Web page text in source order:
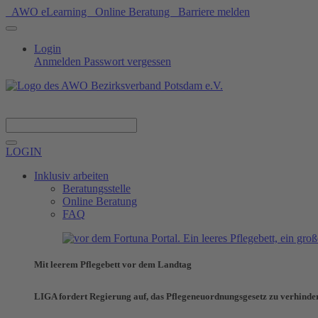
AWO eLearning Online Beratung Barriere melden
Login
Anmelden Passwort vergessen
LOGIN
Inklusiv arbeiten
Beratungsstelle
Online Beratung
FAQ
Mit leerem Pflegebett vor dem Landtag
LIGA fordert Regierung auf, das Pflegeneuordnungsgesetz zu